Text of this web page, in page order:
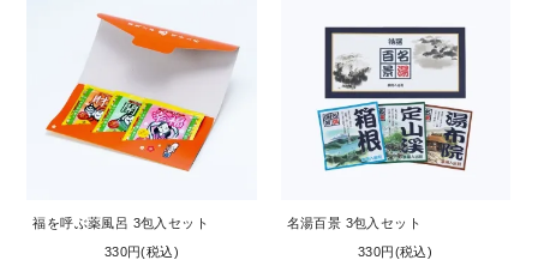
福を呼ぶ薬風呂 3包入セット
330円(税込)
名湯百景 3包入セット
330円(税込)